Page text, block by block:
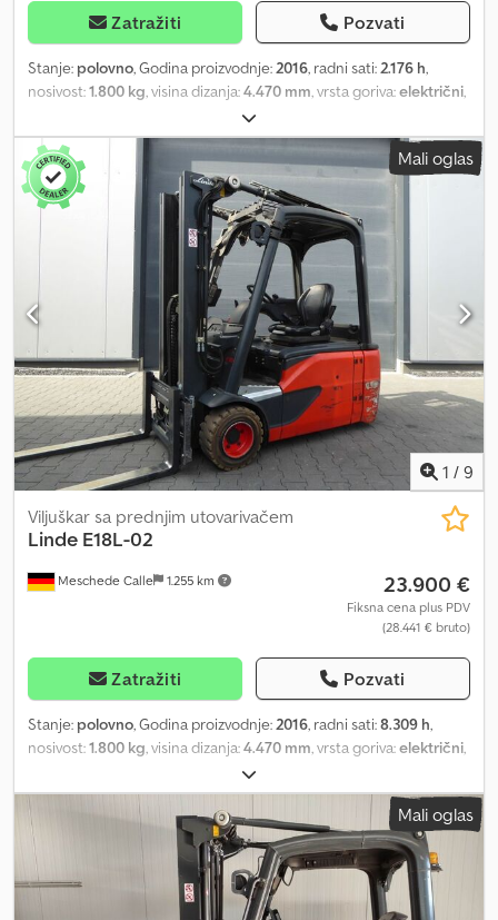
Zatražiti Pozvati
Stanje: polovno, Godina proizvodnje:2016, radni sati:2.176 h,
nosivost:1.800 kg, visina dizanja:4.470 mm, vrsta goriva:električni,
, građevinska visina:
40 procenat, boja:ostalo, Priključci: bočni pomerač, Posebna
oprema: treći ventil, prednja radna svetla, Dkodpfsi Ucl Nsx Almor
Mali oglas
1 / 9
Meschede Calle 1.255 km
Viljuškar sa prednjim utovarivačem
Linde E18L-02
23.900 €
Fiksna cena plus PDV
(28.441 € bruto)
Zatražiti Pozvati
Stanje: polovno, Godina proizvodnje: 2016, radni sati:8.309 h,
nosivost:1.800 kg , visina dizanja:4.470 mm , vrsta goriva:električni
, građevinska visina:
40 procenat, boja:ostalo, Priključci: bočni pomerač, Specijalna
oprema: 3. ventil, 4. ventil, radno svetlo napred, Dkodpfsi Ucmiex
Almsr
Mali oglas